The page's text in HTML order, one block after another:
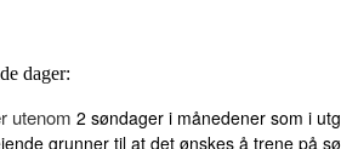
dager:
utenom 2 søndager i månedener som i
grunner til at det ønskes å trene på